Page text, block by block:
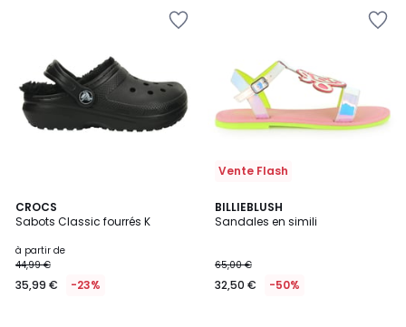
CROCS
Sabots Classic fourrés K
à partir de
44,99 €
35,99 € -23%
4,3
/ 5
3
Couleurs
Vente Flash
BILLIEBLUSH
Sandales en simili
65,00 €
32,50 € -50%